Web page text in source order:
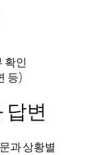
확인
등)
답변
과 상황별